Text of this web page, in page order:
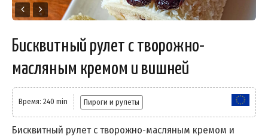
Бисквитный рулет с творожно-
масляным кремом и вишней
Время: 240 min Пироги и рулеты
Бисквитный рулет с творожно-масляным кремом и